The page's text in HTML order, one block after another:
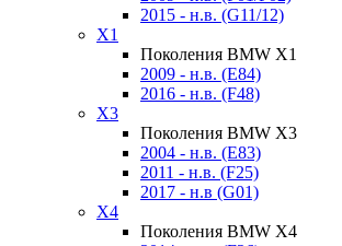
2015 - н.в. (G11/12)
X1
Поколения BMW X1
2009 - н.в. (E84)
2016 - н.в. (F48)
X3
Поколения BMW X3
2004 - н.в. (E83)
2011 - н.в. (F25)
2017 - н.в (G01)
X4
Поколения BMW X4